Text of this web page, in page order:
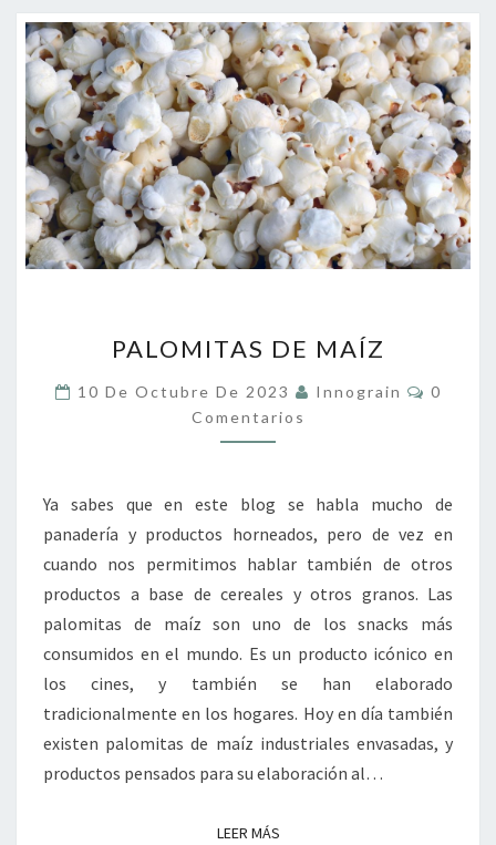
DE
MAÍZ
PALOMITAS DE MAÍZ
10 De Octubre De 2023 Innograin
0
Comentarios
Ya sabes que en este blog se habla mucho de
panadería y productos horneados, pero de vez en
cuando nos permitimos hablar también de otros
productos a base de cereales y otros granos. Las
palomitas de maíz son uno de los snacks más
consumidos en el mundo. Es un producto icónico en
los cines, y también se han elaborado
tradicionalmente en los hogares. Hoy en día también
existen palomitas de maíz industriales envasadas, y
productos pensados para su elaboración al…
LEER MÁSLEER MÁS